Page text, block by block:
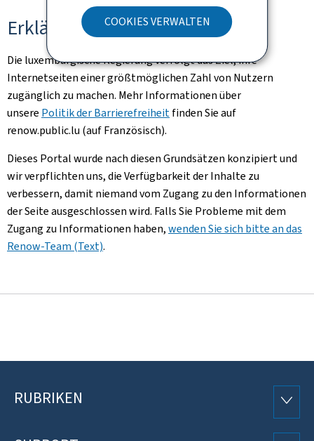
COOKIES VERWALTEN
Erklärung zur Barrierefreiheit
Die luxemburgische Regierung verfolgt das Ziel, ihre
Internetseiten einer größtmöglichen Zahl von Nutzern
zugänglich zu machen. Mehr Informationen über
unsere Politik der Barrierefreiheitfinden Sie auf
renow.public.lu (auf Französisch).
Dieses Portal wurde nach diesen Grundsätzen konzipiert und
wir verpflichten uns, die Verfügbarkeit der Inhalte zu
verbessern, damit niemand vom Zugang zu den Informationen
der Seite ausgeschlossen wird. Falls Sie Probleme mit dem
Zugang zu Informationen haben,wenden Sie sich bitte an das
Renow-Team (Text).
Footer
RUBRIKEN